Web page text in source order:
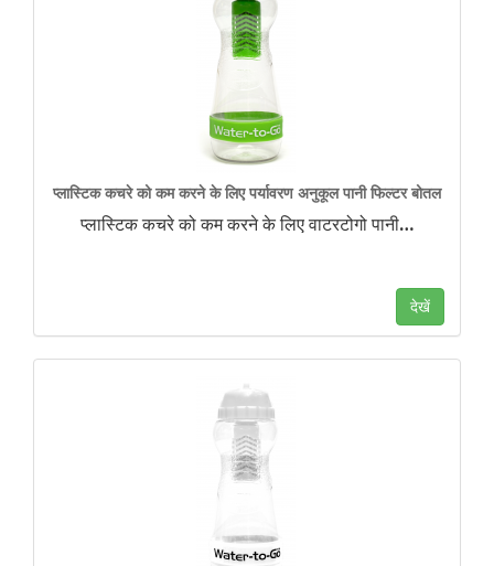
प्लास्टिक कचरे को कम करने के लिए पर्यावरण अनुकूल पानी फिल्टर बोतल
प्लास्टिक कचरे को कम करने के लिए वाटरटोगो पानी…
देखें